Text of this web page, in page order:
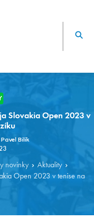
Slovakia Open 2023 v
Bilík
novinky
Aktuality
Open 2023 v tenise na